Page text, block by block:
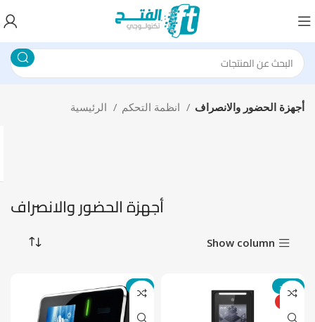
أجهزة الحضور والانصراف
أجهزة الحضور والانصراف
Show column
-17%
-9%